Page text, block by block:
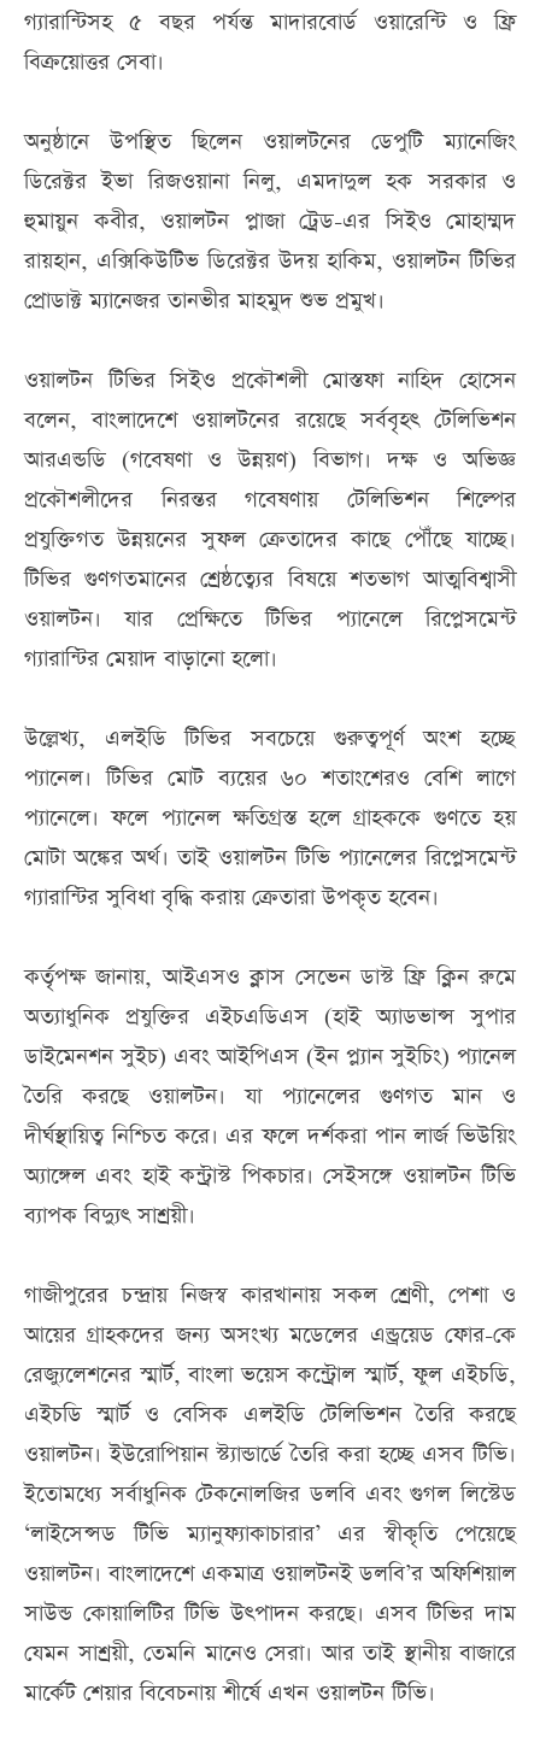
গ্যারান্টিসহ ৫ বছর পর্যন্ত মাদারবোর্ড ওয়ারেন্টি ও ফ্রি
বিক্রয়োত্তর সেবা।
অনুষ্ঠানে উপস্থিত ছিলেন ওয়ালটনের ডেপুটি ম্যানেজিং
ডিরেক্টর ইভা রিজওয়ানা নিলু, এমদাদুল হক সরকার ও
হুমায়ুন কবীর, ওয়ালটন প্লাজা ট্রেড-এর সিইও মোহাম্মদ
রায়হান, এক্সিকিউটিভ ডিরেক্টর উদয় হাকিম, ওয়ালটন টিভির
প্রোডাক্ট ম্যানেজর তানভীর মাহমুদ শুভ প্রমুখ।
ওয়ালটন টিভির সিইও প্রকৌশলী মোস্তফা নাহিদ হোসেন
বলেন, বাংলাদেশে ওয়ালটনের রয়েছে সর্ববৃহৎ টেলিভিশন
আরএন্ডডি (গবেষণা ও উন্নয়ণ) বিভাগ। দক্ষ ও অভিজ্ঞ
প্রকৌশলীদের নিরন্তর গবেষণায় টেলিভিশন শিল্পের
প্রযুক্তিগত উন্নয়নের সুফল ক্রেতাদের কাছে পৌঁছে যাচ্ছে।
টিভির গুণগতমানের শ্রেষ্ঠত্ব্যের বিষয়ে শতভাগ আত্মবিশ্বাসী
ওয়ালটন। যার প্রেক্ষিতে টিভির প্যানেলে রিপ্লেসমেন্ট
গ্যারান্টির মেয়াদ বাড়ানো হলো।
উল্লেখ্য, এলইডি টিভির সবচেয়ে গুরুত্বপূর্ণ অংশ হচ্ছে
প্যানেল। টিভির মোট ব্যয়ের ৬০ শতাংশেরও বেশি লাগে
প্যানেলে। ফলে প্যানেল ক্ষতিগ্রস্ত হলে গ্রাহককে গুণতে হয়
মোটা অঙ্কের অর্থ। তাই ওয়ালটন টিভি প্যানেলের রিপ্লেসমেন্ট
গ্যারান্টির সুবিধা বৃদ্ধি করায় ক্রেতারা উপকৃত হবেন।
কর্তৃপক্ষ জানায়, আইএসও ক্লাস সেভেন ডাস্ট ফ্রি ক্লিন রুমে
অত্যাধুনিক প্রযুক্তির এইচএডিএস (হাই অ্যাডভান্স সুপার
ডাইমেনশন সুইচ) এবং আইপিএস (ইন প্ল্যান সুইচিং) প্যানেল
তৈরি করছে ওয়ালটন। যা প্যানেলের গুণগত মান ও
দীর্ঘস্থায়িত্ব নিশ্চিত করে। এর ফলে দর্শকরা পান লার্জ ভিউয়িং
অ্যাঙ্গেল এবং হাই কন্ট্রাস্ট পিকচার। সেইসঙ্গে ওয়ালটন টিভি
ব্যাপক বিদ্যুৎ সাশ্রয়ী।
গাজীপুরের চন্দ্রায় নিজস্ব কারখানায় সকল শ্রেণী, পেশা ও
আয়ের গ্রাহকদের জন্য অসংখ্য মডেলের এন্ড্রয়েড ফোর-কে
রেজ্যুলেশনের স্মার্ট, বাংলা ভয়েস কন্ট্রোল স্মার্ট, ফুল এইচডি,
এইচডি স্মার্ট ও বেসিক এলইডি টেলিভিশন তৈরি করছে
ওয়ালটন। ইউরোপিয়ান স্ট্যান্ডার্ডে তৈরি করা হচ্ছে এসব টিভি।
ইতোমধ্যে সর্বাধুনিক টেকনোলজির ডলবি এবং গুগল লিস্টেড
‘লাইসেন্সড টিভি ম্যানুফ্যাকাচারার’ এর স্বীকৃতি পেয়েছে
ওয়ালটন। বাংলাদেশে একমাত্র ওয়ালটনই ডলবি’র অফিশিয়াল
সাউন্ড কোয়ালিটির টিভি উৎপাদন করছে। এসব টিভির দাম
যেমন সাশ্রয়ী, তেমনি মানেও সেরা। আর তাই স্থানীয় বাজারে
মার্কেট শেয়ার বিবেচনায় শীর্ষে এখন ওয়ালটন টিভি।